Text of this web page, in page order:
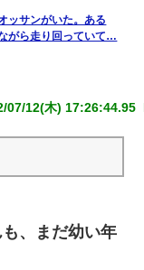
ッサンがいた。ある
がら走り回っていて…
07/12(木) 17:26:44.95
、まだ幼い年